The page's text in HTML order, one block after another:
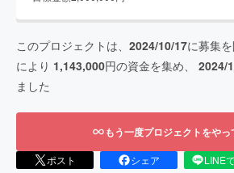
このプロジェクトは、 2024/10/17に募集を
により 1,143,000円の資金を集め、 2024/
ました
もう一度プロジェクトをや
ポスト シェア LINE